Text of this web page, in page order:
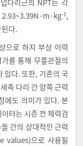
다리근의 NPT는 각
-1,
다.
으로 하지 부상 이력
를 통해 무릎관절의
있다. 또한, 기존의 국
측 다리 간 양쪽 근력
에도 의미가 있다. 본
터는 시즌 전 체력검
간의 상대적인 근력
values)으로 사용될